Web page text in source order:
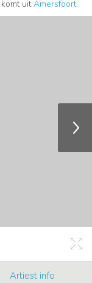
uitAmersfoort
Artiest info